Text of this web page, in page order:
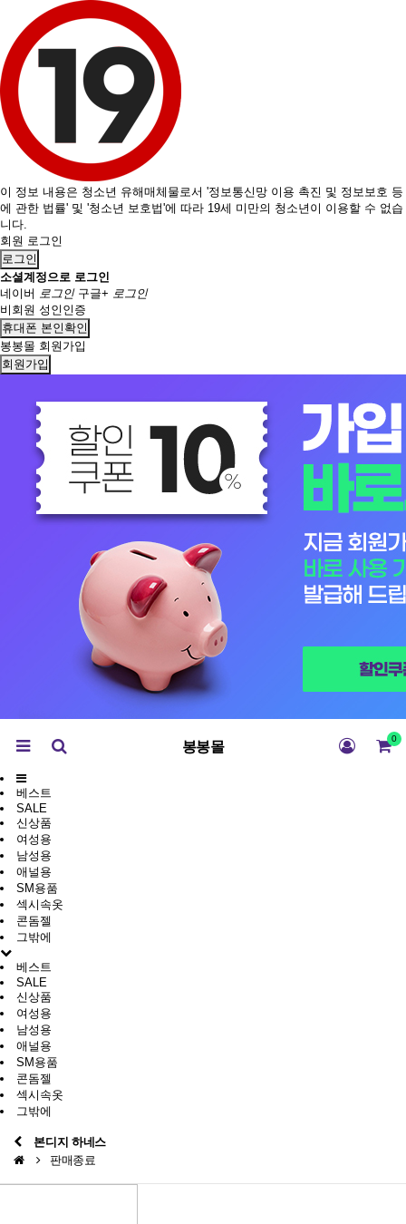
이 정보 내용은 청소년 유해매체물로서 '정보통신망 이용 촉진 및 정보보호 등
에 관한 법률' 및 '청소년 보호법'에 따라 19세 미만의 청소년이 이용할 수 없습
니다.
회원 로그인
로그인
소셜계정으로 로그인
네이버 로그인 구글+ 로그인
비회원 성인인증
휴대폰 본인확인
봉봉몰 회원가입
회원가입
봉봉몰 0
베스트
SALE
신상품
여성용
남성용
애널용
SM용품
섹시속옷
콘돔젤
그밖에
베스트
SALE
신상품
여성용
남성용
애널용
SM용품
콘돔젤
섹시속옷
그밖에
본디지 하네스
판매종료